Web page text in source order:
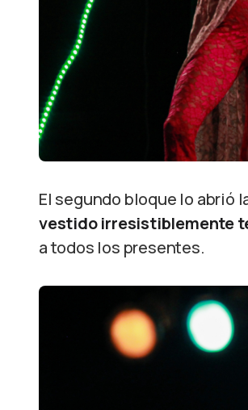
El segundo bloque lo abrió
vestido irresistiblemente
a todos los presentes.